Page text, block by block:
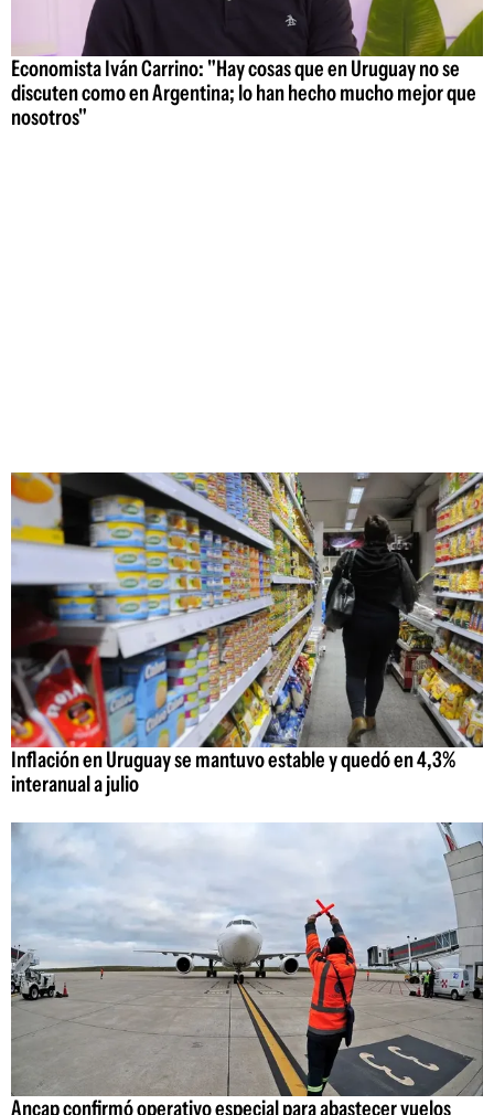
Economista Iván Carrino: "Hay cosas que en Uruguay no se
discuten como en Argentina; lo han hecho mucho mejor que
nosotros"
Inflación en Uruguay se mantuvo estable y quedó en 4,3%
interanual a julio
Ancap confirmó operativo especial para abastecer vuelos